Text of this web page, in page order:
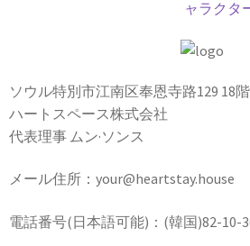
ソウル特別市江南区奉恩寺路129 18階
ハートスペース株式会社
代表理事 ムン·ソンス
メール住所：your@heartstay.house
電話番号(日本語可能)：(韓国)82-10-